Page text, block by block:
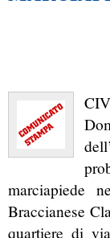
marciapiede
Braccianese
quartiere di